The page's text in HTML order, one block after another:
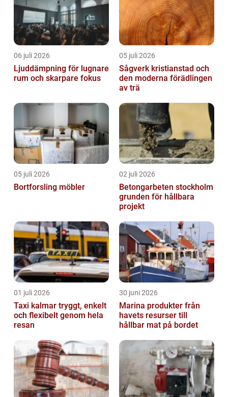
06 juli 2026
Ljuddämpning för lugnare
rum och skarpare fokus
05 juli 2026
Sågverk kristianstad och
den moderna förädlingen
av trä
05 juli 2026
Bortforsling möbler
02 juli 2026
Betongarbeten stockholm
grunden för hållbara
projekt
01 juli 2026
Taxi kalmar tryggt, enkelt
och flexibelt genom hela
resan
30 juni 2026
Marina produkter från
havets resurser till
hållbar mat på bordet